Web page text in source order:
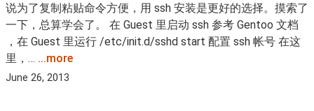
说为了复制粘贴命令方便，用 ssh 安装是更好的选择。摸索了
一下，总算学会了。 在 Guest 里启动 ssh 参考 Gentoo 文档
，在 Guest 里运行 /etc/init.d/sshd start 配置 ssh 帐号 在这
里，… ...more
June 26, 2013